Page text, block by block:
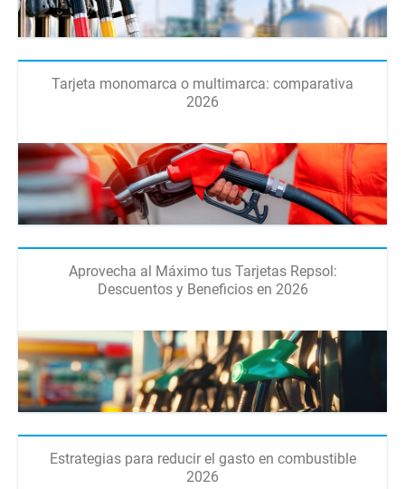
Tarjeta monomarca o multimarca: comparativa
2026
Aprovecha al Máximo tus Tarjetas Repsol:
Descuentos y Beneficios en 2026
Estrategias para reducir el gasto en combustible
2026